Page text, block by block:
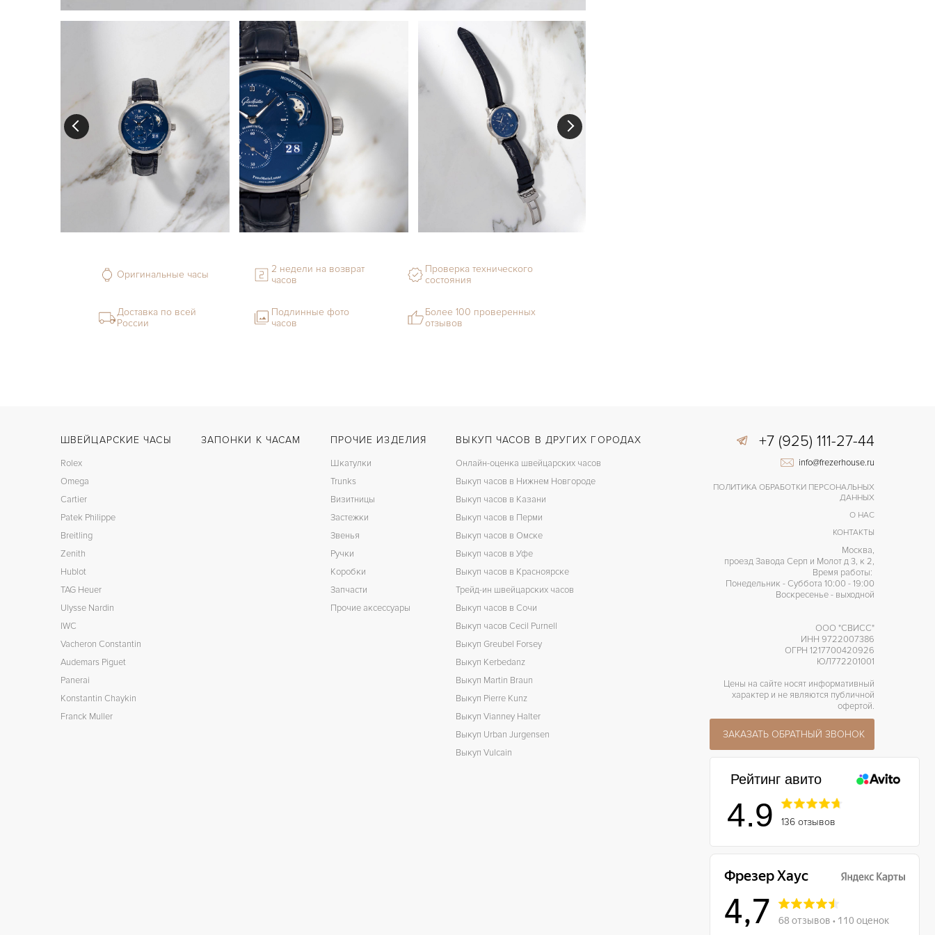
Оригинальные часы
2 недели на возврат
часов
Проверка технического
состояния
Доставка по всей
России
Подлинные фото
часов
Более 100 проверенных
отзывов
ШВЕЙЦАРСКИЕ ЧАСЫ
Rolex
Omega
Cartier
Patek Philippe
Breitling
Zenith
Hublot
TAG Heuer
Ulysse Nardin
IWC
Vacheron Constantin
Audemars Piguet
Panerai
Konstantin Chaykin
Franck Muller
ЗАПОНКИ К ЧАСАМ ПРОЧИЕ ИЗДЕЛИЯ
Шкатулки
Trunks
Визитницы
Застежки
Звенья
Ручки
Коробки
Запчасти
Прочие аксессуары
ВЫКУП ЧАСОВ В ДРУГИХ ГОРОДАХ
Онлайн-оценка швейцарских часов
Выкуп часов в Нижнем Новгороде
Выкуп часов в Казани
Выкуп часов в Перми
Выкуп часов в Омске
Выкуп часов в Уфе
Выкуп часов в Красноярске
Трейд-ин швейцарских часов
Выкуп часов в Сочи
Выкуп часов Cecil Purnell
Выкуп Greubel Forsey
Выкуп Kerbedanz
Выкуп Martin Braun
Выкуп Pierre Kunz
Выкуп Vianney Halter
Выкуп Urban Jurgensen
Выкуп Vulcain
+7 (925) 111-27-44
info@frezerhouse.ru
ПОЛИТИКА ОБРАБОТКИ ПЕРСОНАЛЬНЫХ
ДАННЫХ
О НАС
КОНТАКТЫ
Москва,
проезд Завода Серп и Молот д 3, к 2,
Время работы:
Понедельник - Суббота 10:00 - 19:00
Воскресенье - выходной
ООО "СВИСС"
ИНН 9722007386
ОГРН 1217700420926
ЮЛ772201001
Цены на сайте носят информативный
характер и не являются публичной
офертой.
ЗАКАЗАТЬ ОБРАТНЫЙ ЗВОНОК
Рейтинг авито
4.9 136 отзывов